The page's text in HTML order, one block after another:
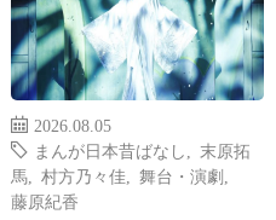
2026.08.05
まんが日本昔ばなし
末原拓
馬
村方乃々佳 舞台・演劇
藤原紀香